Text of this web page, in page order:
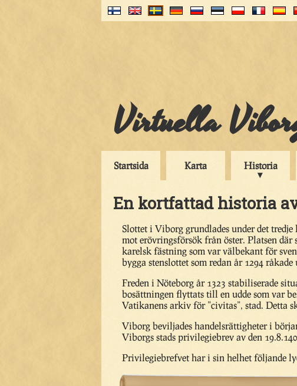
Virtuella
Startsida Karta Historia
En kortfattad historia
Slottet i Viborg grundlades under det
mot erövringsförsök från öster. Platsen där
karelsk fästning som var välbekant för
bygga stenslottet som redan år 1294
Freden i Nöteborg år 1323 stabiliserade
bosättningen flyttats till en udde som var
Vatikanens arkiv för ”civitas”, stad. Detta
Viborg beviljades handelsrättigheter i
Viborgs stads privilegiebrev av den
Privilegiebrefvet har i sin helhet följande